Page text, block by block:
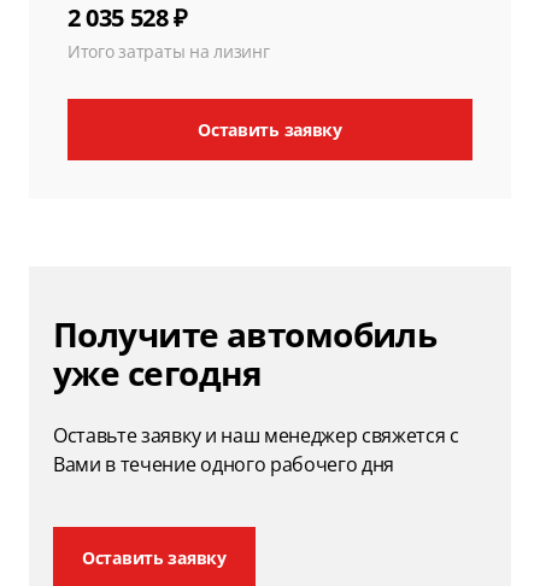
2 035 528 ₽
Итого затраты на лизинг
Оставить заявку
Получите автомобиль
уже сегодня
Оставьте заявку и наш менеджер свяжется с
Вами в течение одного рабочего дня
Оставить заявку